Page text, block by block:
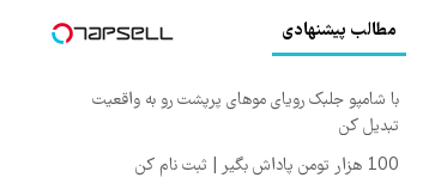
مطالب پیشنهادی
با شامپو جلبک رویای موهای پرپشت رو به واقعیت
تبدیل کن
100 هزار تومن پاداش بگیر | ثبت نام کن